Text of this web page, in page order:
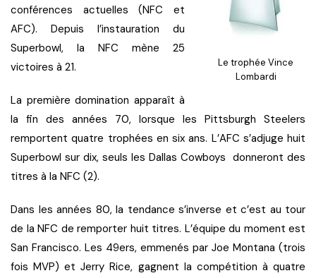
Le trophée Vince
Lombardi
conférences actuelles (NFC et
AFC). Depuis l’instauration du
Superbowl, la NFC mène 25
victoires à 21.
La première domination apparaît à
la fin des années 70, lorsque les Pittsburgh Steelers
remportent quatre trophées en six ans. L’AFC s’adjuge huit
Superbowl sur dix, seuls les Dallas Cowboys donneront des
titres à la NFC (2).
Dans les années 80, la tendance s’inverse et c’est au tour
de la NFC de remporter huit titres. L’équipe du moment est
San Francisco. Les 49ers, emmenés par Joe Montana (trois
fois MVP) et Jerry Rice, gagnent la compétition à quatre